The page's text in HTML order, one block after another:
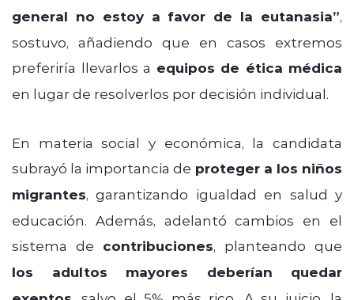
general no estoy a favor de la eutanasia”,
sostuvo, añadiendo que en casos extremos
preferiría llevarlos a equipos de ética médica
en lugar de resolverlos por decisión individual.
En materia social y económica, la candidata
subrayó la importancia de proteger a los niños
migrantes, garantizando igualdad en salud y
educación. Además, adelantó cambios en el
sistema de contribuciones, planteando que
los adultos mayores deberían quedar